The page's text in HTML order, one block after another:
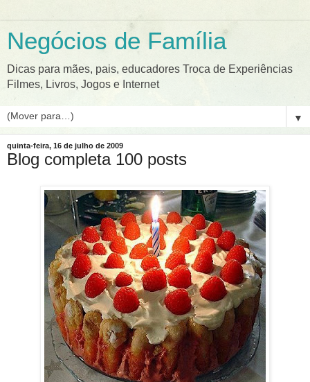
Negócios de Família
Dicas para mães, pais, educadores Troca de Experiências
Filmes, Livros, Jogos e Internet
▼
quinta-feira, 16 de julho de 2009
Blog completa 100 posts